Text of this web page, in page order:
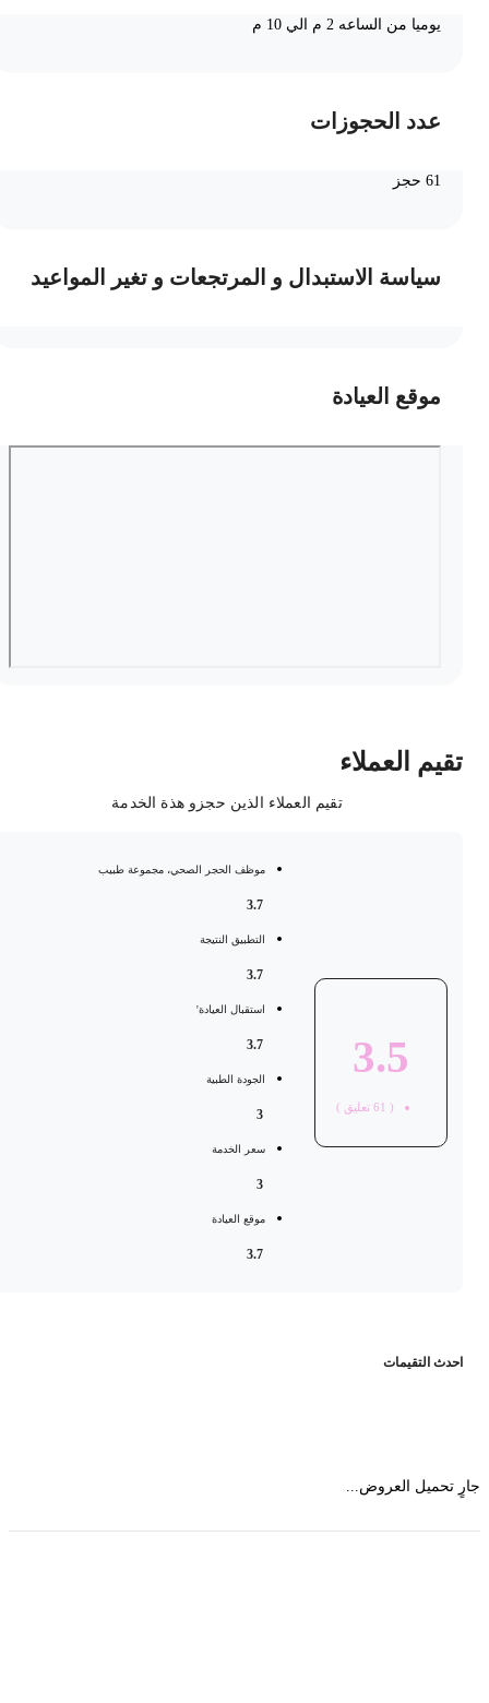
يوميا من الساعه 2 م الي 10 م
عدد الحجوزات
سياسة الاستبدال و المرتجعات و تغير المواعيد
موقع العيادة
العملاء
تقيم العملاء الذين حجزو هذة الخدمة
3.5
61 تعليق )
موظف الحجر الصحي، مجموعة طبيب
التطبيق النتيجة
استقبال العيادة'
الجودة الطبية
سعر الخدمة
موقع العيادة
التقيمات
تحميل العروض...